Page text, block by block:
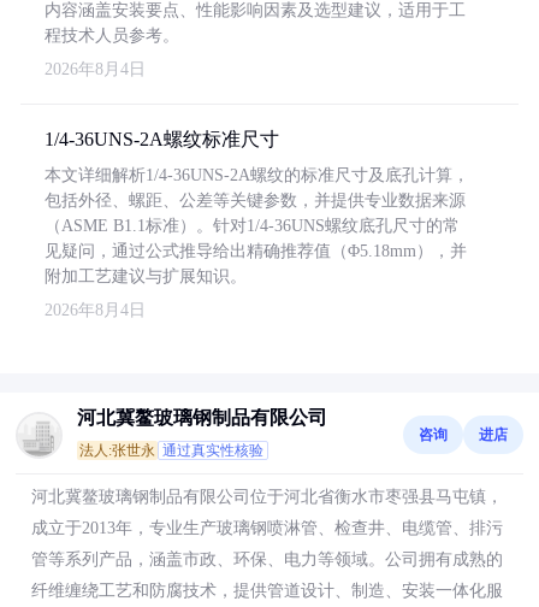
内容涵盖安装要点、性能影响因素及选型建议，适用于工
程技术人员参考。
2026年8月4日
1/4-36UNS-2A螺纹标准尺寸
本文详细解析1/4-36UNS-2A螺纹的标准尺寸及底孔计算，
包括外径、螺距、公差等关键参数，并提供专业数据来源
（ASME B1.1标准）。针对1/4-36UNS螺纹底孔尺寸的常
见疑问，通过公式推导给出精确推荐值（Φ5.18mm），并
附加工艺建议与扩展知识。
2026年8月4日
河北冀鳌玻璃钢制品有限公司
法人:张世永 通过真实性核验
咨询 进店
河北冀鳌玻璃钢制品有限公司位于河北省衡水市枣强县马屯镇，
成立于2013年，专业生产玻璃钢喷淋管、检查井、电缆管、排污
管等系列产品，涵盖市政、环保、电力等领域。公司拥有成熟的
纤维缠绕工艺和防腐技术，提供管道设计、制造、安装一体化服